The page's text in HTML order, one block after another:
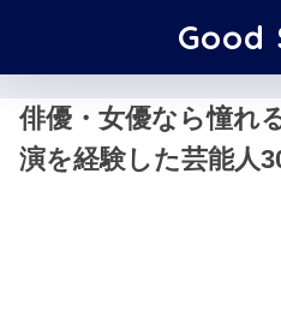
Good
俳優・女優なら憧れ
演を経験した芸能人